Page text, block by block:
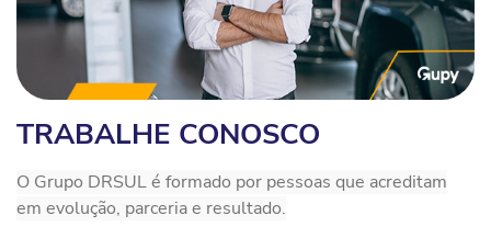
TRABALHE CONOSCO
O Grupo DRSUL é formado por pessoas que acreditam
em evolução, parceria e resultado.